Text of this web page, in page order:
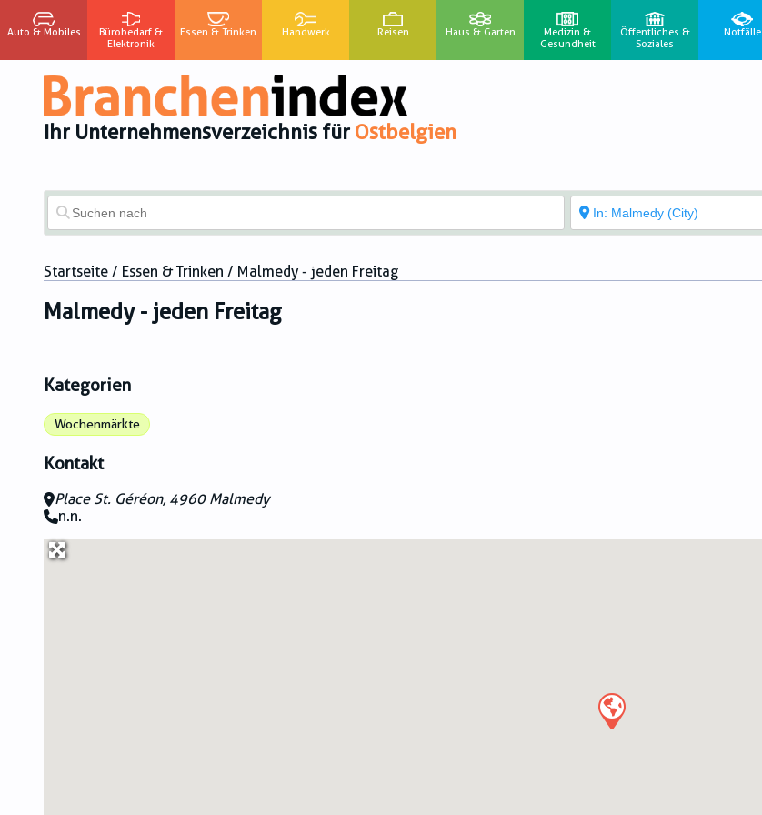
Auto & Mobiles
Bürobedarf &
Elektronik
Essen & Trinken Handwerk Reisen Haus & Garten
Medizin &
Gesundheit
Öffentliches &
Soziales
Notfälle
Ihr Unternehmensverzeichnis für Ostbelgien
Startseite / Essen & Trinken / Malmedy - jeden Freitag
Malmedy - jeden Freitag
Kategorien
Wochenmärkte
Kontakt
Place St. Géréon, 4960 Malmedy
n.n.